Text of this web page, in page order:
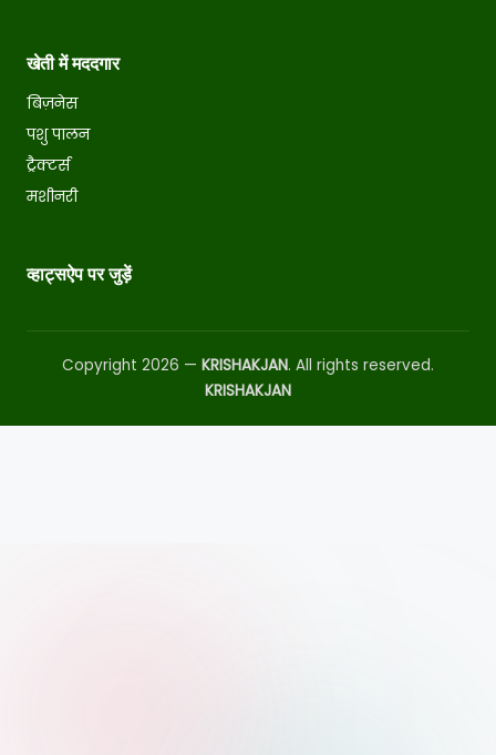
खेती में मददगार
बिज़नेस
पशु पालन
ट्रैक्टर्स
मशीनरी
व्हाट्सऐप पर जुड़ें
Copyright 2026 — KRISHAKJAN. All rights reserved.
KRISHAKJAN